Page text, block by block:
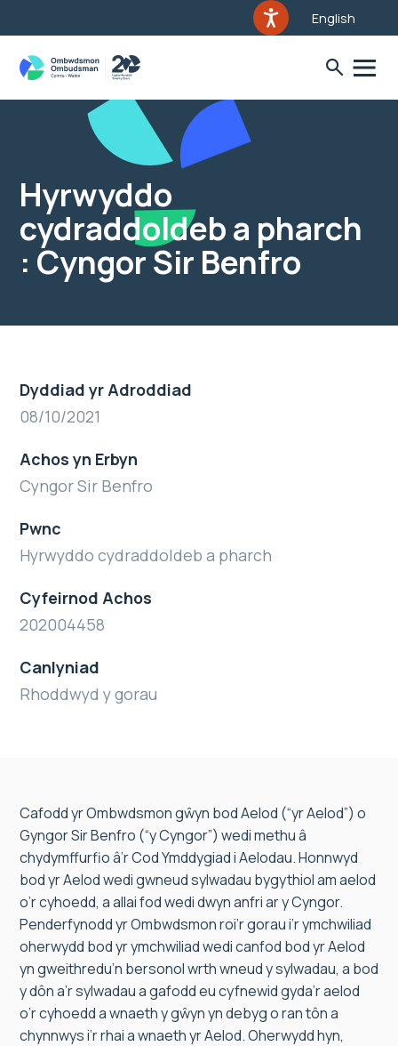
English
Hyrwyddo
cydraddoldeb a pharch
: Cyngor Sir Benfro
Dyddiad yr Adroddiad
08/10/2021
Achos yn Erbyn
Cyngor Sir Benfro
Pwnc
Hyrwyddo cydraddoldeb a pharch
Cyfeirnod Achos
202004458
Canlyniad
Rhoddwyd y gorau
Cafodd yr Ombwdsmon gŵyn bod Aelod (“yr Aelod”) o
Gyngor Sir Benfro (“y Cyngor”) wedi methu â
chydymffurfio â’r Cod Ymddygiad i Aelodau. Honnwyd
bod yr Aelod wedi gwneud sylwadau bygythiol am aelod
o’r cyhoedd, a allai fod wedi dwyn anfri ar y Cyngor.
Penderfynodd yr Ombwdsmon roi’r gorau i’r ymchwiliad
oherwydd bod yr ymchwiliad wedi canfod bod yr Aelod
yn gweithredu’n bersonol wrth wneud y sylwadau, a bod
y dôn a’r sylwadau a gafodd eu cyfnewid gyda’r aelod
o’r cyhoedd a wnaeth y gŵyn yn debyg o ran tôn a
chynnwys i’r rhai a wnaeth yr Aelod. Oherwydd hyn,